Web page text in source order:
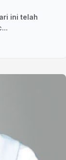
ini telah